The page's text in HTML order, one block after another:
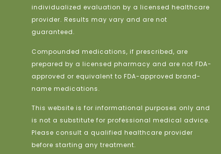
individualized evaluation by a licensed healthcare
provider. Results may vary and are not
guaranteed.
Compounded medications, if prescribed, are
prepared by a licensed pharmacy and are not FDA-
approved or equivalent to FDA-approved brand-
name medications.
This website is for informational purposes only and
is not a substitute for professional medical advice.
Please consult a qualified healthcare provider
before starting any treatment.